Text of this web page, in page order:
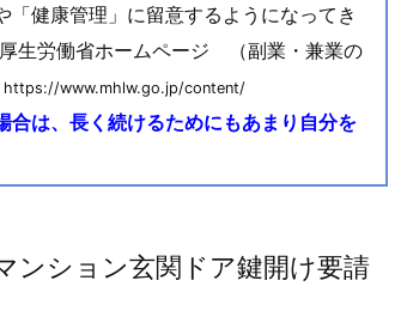
健康管理」に留意するようになってき
生労働省ホームページ （副業・兼業の
https://www.mhlw.go.jp/content/
合は、長く続けるためにもあまり自分を
ション玄関ドア鍵開け要請